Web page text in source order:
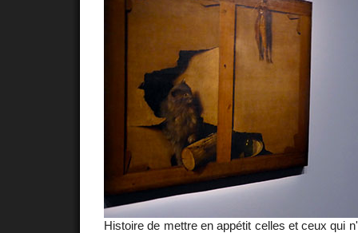
Histoire de mettre en appétit celles et ceux qui